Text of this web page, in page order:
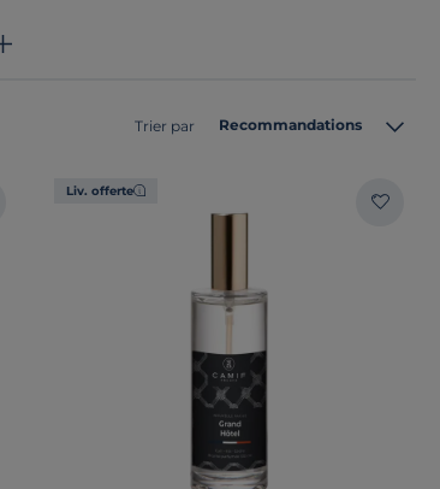
Trier par Recommandations
Liv. offerte